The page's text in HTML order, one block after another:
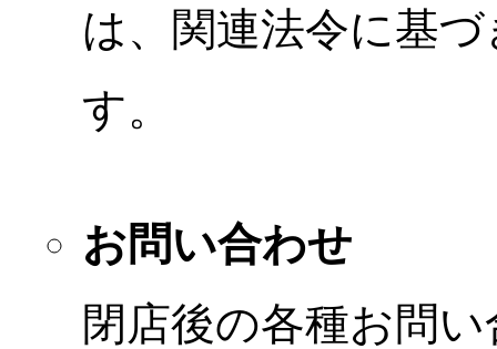
は、関連法令に基
す。
お問い合わせ
閉店後の各種お問